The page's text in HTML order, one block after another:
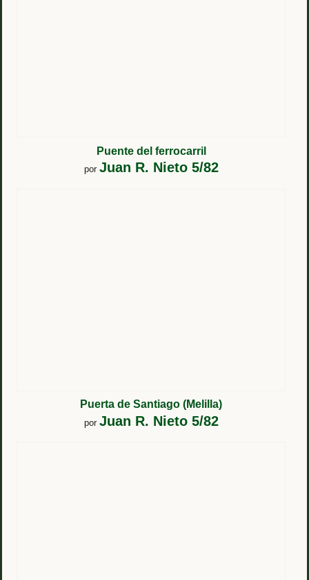
Puente del ferrocarril
por Juan R. Nieto 5/82
Puerta de Santiago (Melilla)
por Juan R. Nieto 5/82